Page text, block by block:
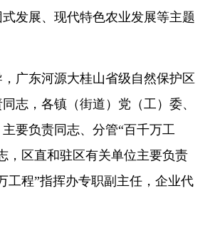
发展、现代特色农业发展等主题
广东河源大桂山省级自然保护区
志，各镇（街道）党（工）委、
要负责同志、分管“百千万工
，区直和驻区有关单位主要负责
工程”指挥办专职副主任，企业代